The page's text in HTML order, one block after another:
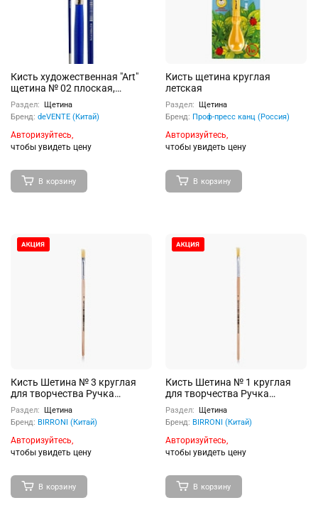
Кисть художественная "Art"
щетина № 02 плоская,
удлиненная деревянная
ручка с многослойным
лакокрасочным покрытием,
никелированная обойма,
индивидуальная маркировка
Раздел:
Щетина
Бренд: deVENTE (Китай)
Авторизуйтесь,
чтобы увидеть цену
В корзину
Кисть щетина круглая
летская
Раздел:
Щетина
Бренд: Проф-пресс канц (Россия)
Авторизуйтесь,
чтобы увидеть цену
В корзину
Кисть Шетина № 3 круглая
для творчества Ручка
деревянная с
индивидуальным штрих-
кодом
Раздел:
Щетина
Бренд: BIRRONI (Китай)
Авторизуйтесь,
чтобы увидеть цену
В корзину
Кисть Шетина № 1 круглая
для творчества Ручка
деревянная с
индивидуальным штрих-
кодом
Раздел:
Щетина
Бренд: BIRRONI (Китай)
Авторизуйтесь,
чтобы увидеть цену
В корзину